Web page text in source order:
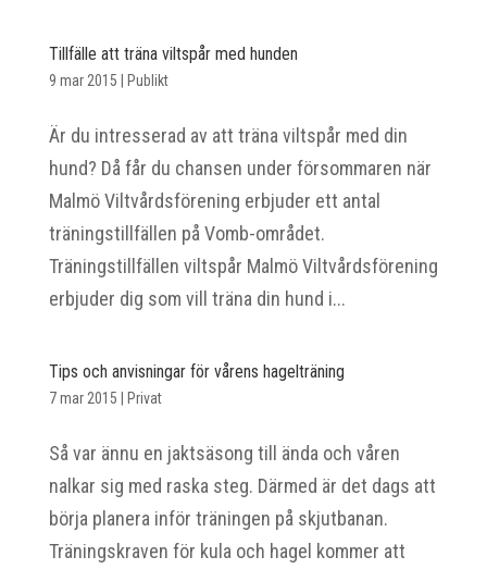
Tillfälle att träna viltspår med hunden
9 mar 2015 Publikt
Är du intresserad av att träna viltspår med din
hund? Då får du chansen under försommaren när
Malmö Viltvårdsförening erbjuder ett antal
träningstillfällen på Vomb-området.
Träningstillfällen viltspår Malmö Viltvårdsförening
erbjuder dig som vill träna din hund i...
Tips och anvisningar för vårens hagelträning
7 mar 2015 Privat
Så var ännu en jaktsäsong till ända och våren
nalkar sig med raska steg. Därmed är det dags att
börja planera inför träningen på skjutbanan.
Träningskraven för kula och hagel kommer att